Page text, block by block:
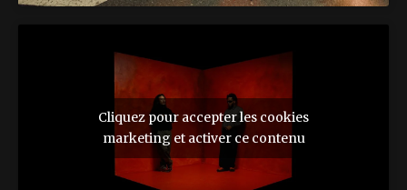
Cliquez pour accepter les cookies
marketing et activer ce contenu